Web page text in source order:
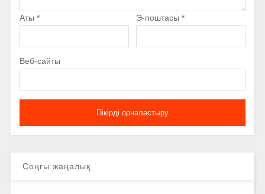
Аты * Э-поштасы *
Веб-сайты
Соңғы жаңалық